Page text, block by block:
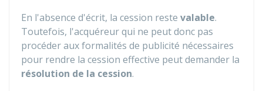
En l'absence d'écrit, la cession reste valable.
Toutefois, l'acquéreur qui ne peut donc pas
procéder aux formalités de publicité nécessaires
pour rendre la cession effective peut demander la
résolution de la cession.